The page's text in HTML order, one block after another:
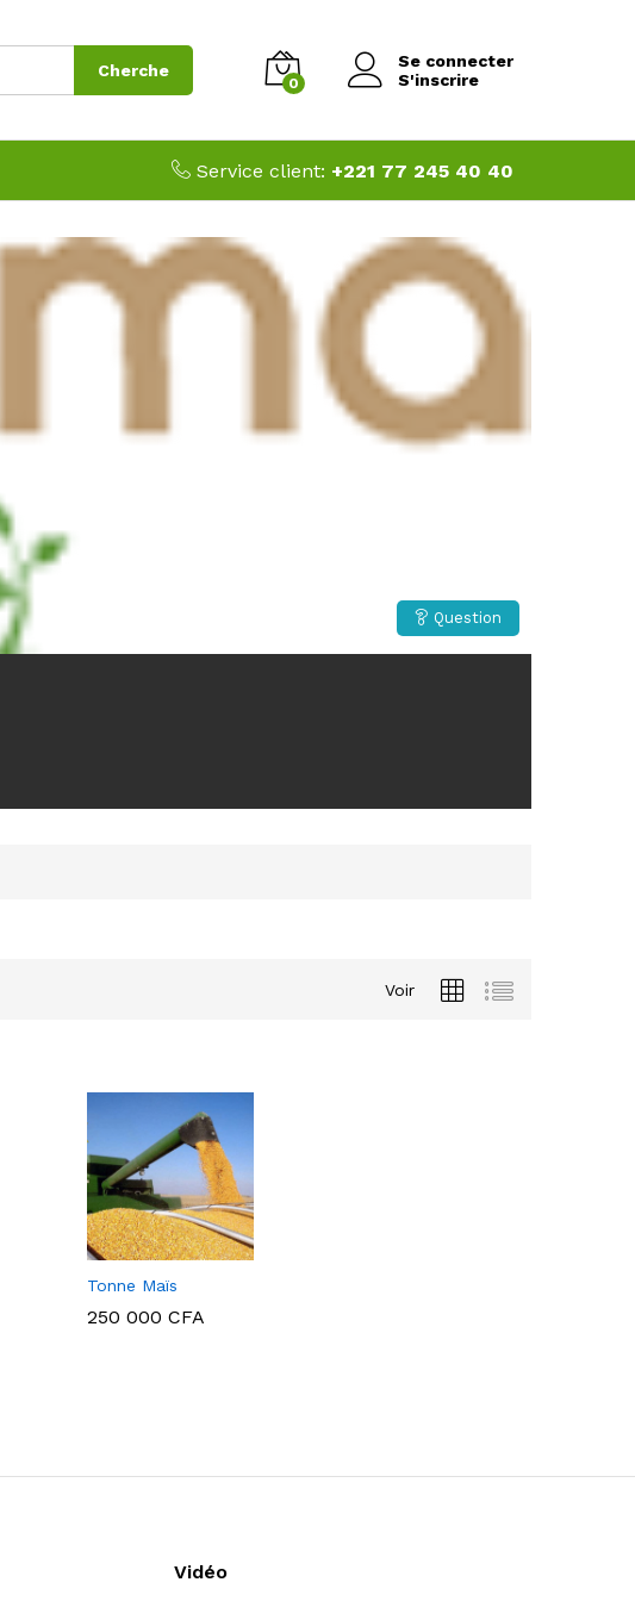
Cherche
0
Se connecter
S'inscrire
Service client: +221 77 245 40 40
Question
Voir
Tonne Maïs
250 000 CFA
Vidéo